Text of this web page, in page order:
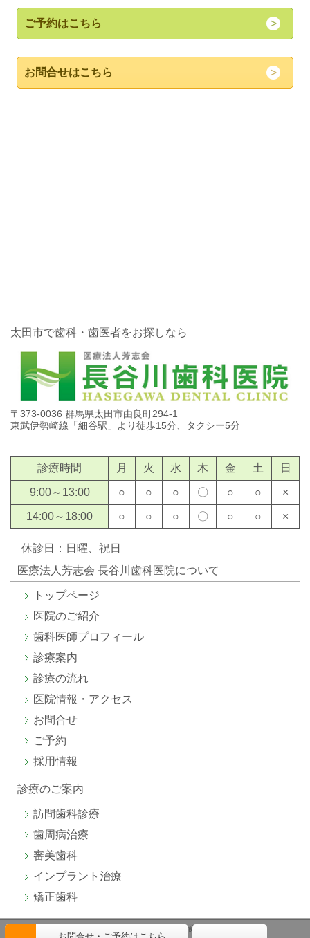
ご予約はこちら
お問合せはこちら
太田市で歯科・歯医者をお探しなら
〒373-0036 群馬県太田市由良町294-1
東武伊勢崎線「細谷駅」より徒歩15分、タクシー5分
診療時間 月 火 水 木 金 土 日
9:00～13:00 ○ ○ ○ 〇 ○ ○ ×
14:00～18:00 ○ ○ ○ 〇 ○ ○ ×
休診日：日曜、祝日
医療法人芳志会 長谷川歯科医院について
トップページ
医院のご紹介
歯科医師プロフィール
診療案内
診療の流れ
医院情報・アクセス
お問合せ
ご予約
採用情報
診療のご案内
訪問歯科診療
歯周病治療
審美歯科
インプラント治療
矯正歯科
(C) 医療法人芳志会 長谷川歯科医院